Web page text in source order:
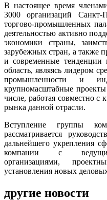
В настоящее время
3000 организаций Санкт-
торгово-промышленных
деятельностью активно
экономики страны,
зарубежных стран, а также
и современные тенденции
область, являясь лидером
промышленности и
крупномасштабные
числе, работая совместно
рынка данной отрасли.
Вступление группы
рассматривается
дальнейшего укрепления
компании с
организациями,
установления новых
другие новости